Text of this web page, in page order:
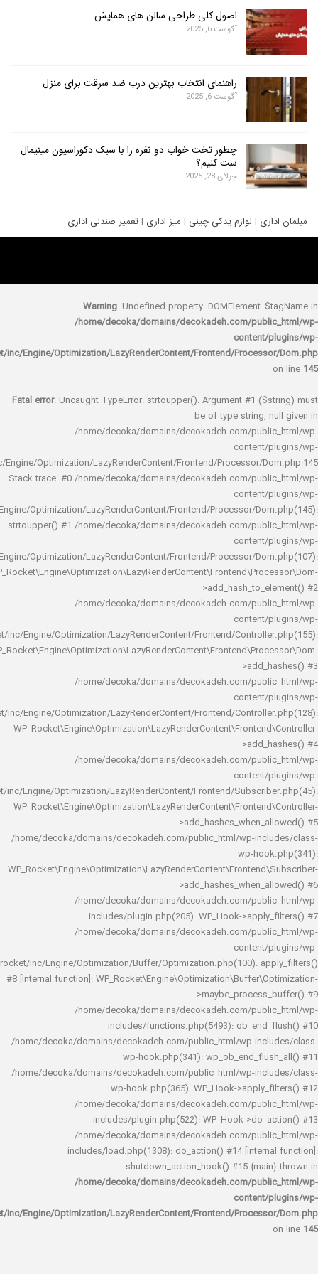
اصول کلی طراحی سالن های همایش
آگوست 6, 2025
راهنمای انتخاب بهترین درب ضد سرقت برای منزل
آگوست 6, 2025
چطور تخت خواب دو نفره را با سبک دکوراسیون مینیمال
ست کنیم؟
جولای 28, 2025
|لوازم یدکی چینی|میز اداری| تعمیر صندلی اداری
Warning: Undefined property:
/home/decoka/domains/decokadeh.com/
rocket/inc/Engine/Optimization/LazyRenderContent/Frontend/
Fatal error : Uncaught TypeError: strtoupper(): Argument #1
be of type string,
/home/decoka/domains/decokadeh.com/
rocket/inc/Engine/Optimization/LazyRenderContent/Frontend/Processor/
Stack trace: #0 /home/decoka/domains/decokadeh.com/
rocket/inc/Engine/Optimization/LazyRenderContent/Frontend/Processor/
strtoupper() #1 /home/decoka/domains/decokadeh.com/
rocket/inc/Engine/Optimization/LazyRenderContent/Frontend/Processor/
/home/decoka/domains/decokadeh.com/
rocket/inc/Engine/Optimization/LazyRenderContent/Frontend/
/home/decoka/domains/decokadeh.com/
rocket/inc/Engine/Optimization/LazyRenderContent/Frontend/
/home/decoka/domains/decokadeh.com/
rocket/inc/Engine/Optimization/LazyRenderContent/Frontend/
/home/decoka/domains/decokadeh.com/public_html/wp-
wp-
/home/decoka/domains/decokadeh.com/
includes/plugin.php(205): WP_Hook-
/home/decoka/domains/decokadeh.com/
rocket/inc/Engine/Optimization/Buffer/Optimization.php(100):
#8 [internal function]:
/home/decoka/domains/decokadeh.com/
includes/functions.php(5493):
/home/decoka/domains/decokadeh.com/public_html/wp-
wp-hook.php(341):
/home/decoka/domains/decokadeh.com/public_html/wp-
wp-hook.php(365): WP_Hook-
/home/decoka/domains/decokadeh.com/
includes/plugin.php(522): WP_Hook-
/home/decoka/domains/decokadeh.com/
includes/load.php(1308): do_action() #14
shutdown_action_hook() #15
/home/decoka/domains/decokadeh.com/
rocket/inc/Engine/Optimization/LazyRenderContent/Frontend/